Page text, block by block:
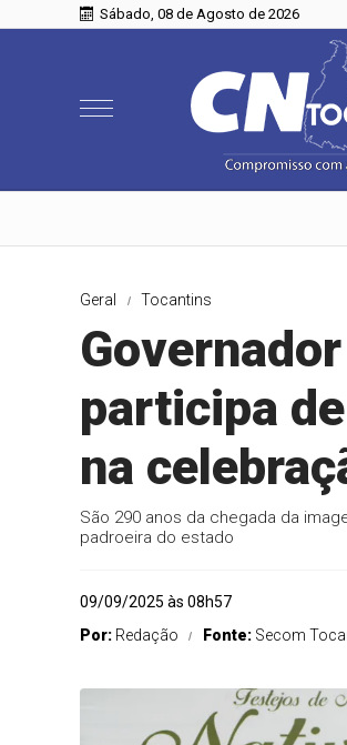
Sábado, 08 de Agosto de 2026
Geral Tocantins
participa
na
São 290 anos da chegada da
padroeira do estado
09/09/2025 às 08h57
Por: Redação Fonte: Secom